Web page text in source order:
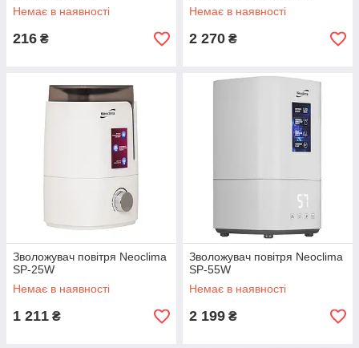
Немає в наявності
216 ₴
Немає в наявності
2 270 ₴
Зволожувач повітря Neoclima
SP-25W
Немає в наявності
1 211 ₴
Зволожувач повітря Neoclima
SP-55W
Немає в наявності
2 199 ₴